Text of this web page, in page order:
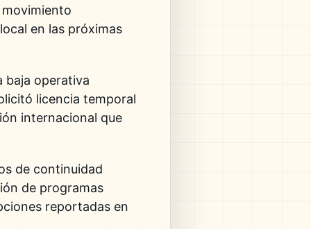
en las próximas
baja operativa
licencia temporal
internacional que
de continuidad
de programas
reportadas en